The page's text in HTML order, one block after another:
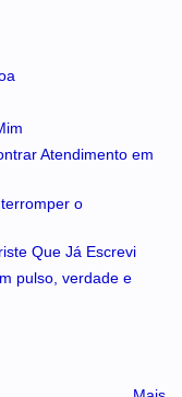
Atendimento em
o
Que Já Escrevi
pulso, verdade e